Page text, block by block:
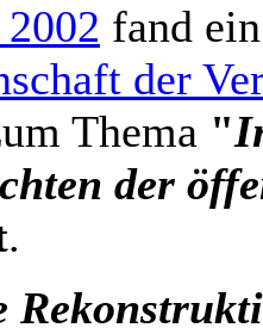
fand
der
Thema "
der
.